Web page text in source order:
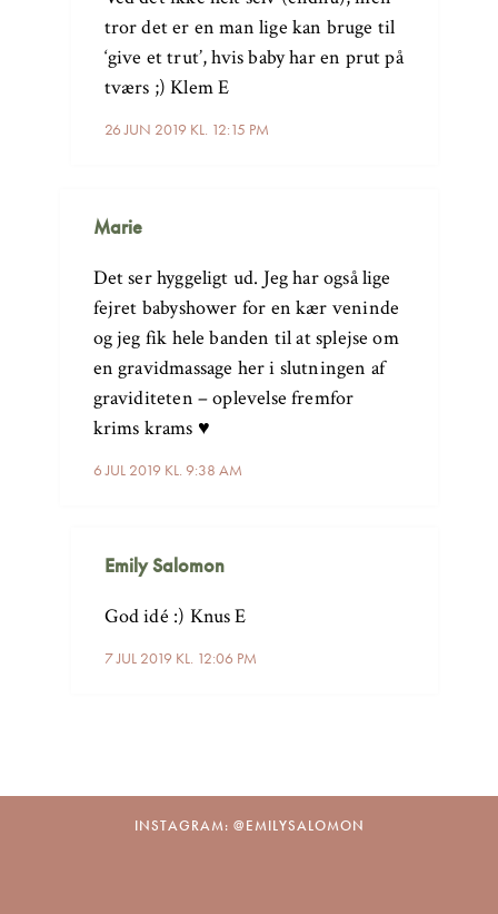
26 JUN 2019 KL. 12:15 PM
tror det er en man lige kan bruge til
‘give et trut’, hvis baby har en prut på
tværs ;) Klem E
Marie
6 JUL 2019 KL. 9:38 AM
Det ser hyggeligt ud. Jeg har også lige
fejret babyshower for en kær veninde
og jeg fik hele banden til at splejse om
en gravidmassage her i slutningen af
graviditeten – oplevelse fremfor
krims krams ♥️
Emily Salomon
7 JUL 2019 KL. 12:06 PM
God idé :) Knus E
INSTAGRAM: @EMILYSALOMON